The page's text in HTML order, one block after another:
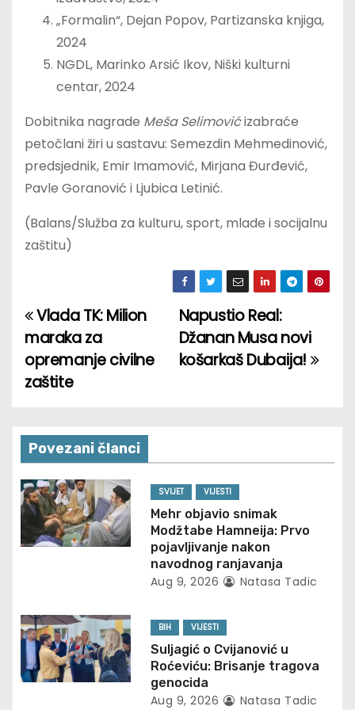
„Formalin“, Dejan Popov, Partizanska knjiga,
2024
NGDL, Marinko Arsić Ikov, Niški kulturni
centar, 2024
Dobitnika nagrade Meša Selimovićizabraće
petočlani žiri u sastavu: Semezdin Mehmedinović,
predsjednik, Emir Imamović, Mirjana Đurđević,
Pavle Goranović i Ljubica Letinić.
(Balans/Služba za kulturu, sport, mlade i socijalnu
zaštitu)
P
o
s
n
a
v
i
a
t
i
Napustio Real:
Džanan Musa novi
košarkaš Dubaija!
Vlada TK: Milion
maraka za
opremanje civilne
zaštite
Povezani članci
SVIJET VIJESTI
Mehr objavio snimak
Modžtabe Hamneija: Prvo
pojavljivanje nakon
navodnog ranjavanja
Aug 9, 2026 Natasa Tadic
BIH VIJESTI
Suljagić o Cvijanović u
Roćeviću: Brisanje tragova
genocida
Aug 9, 2026 Natasa Tadic